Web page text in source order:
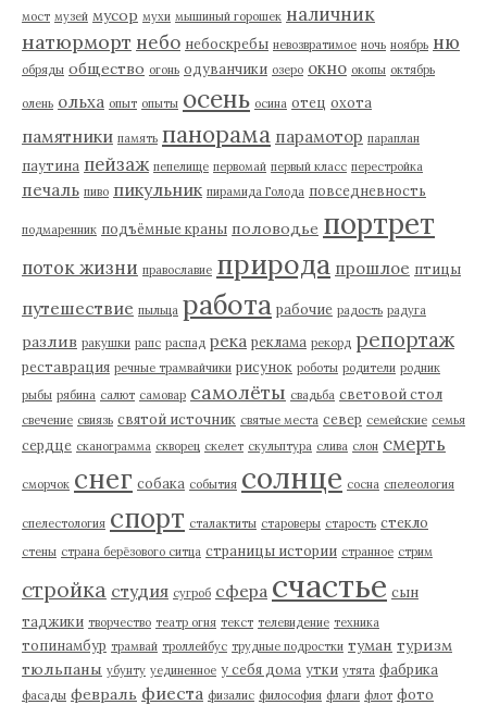
мост музей мусор мухи мышиный горошек наличник
натюрморт небо небоскребы невозвратимое ночь ноябрь ню
обряды общество огонь одуванчики озеро окно окопы октябрь
олень ольха опыт опыты осень осина отец охота
памятники память панорама парамотор параплан
паутина пейзаж пепелище первомай первый класс перестройка
печаль пиво пикульник пирамида Голода повседневность
подмаренник подъёмные краны половодье портрет
поток жизни православие природа прошлое птицы
путешествие пыльца работа рабочие радость радуга
разлив ракушки рапс распад река реклама рекорд репортаж
реставрация речные трамвайчики рисунок роботы родители родник
рыбы рябина салют самовар самолёты свадьба световой стол
свечение свиязь святой источник святые места север семейские семья
сердце сканограмма скворец скелет скульптура слива слон смерть
сморчок снег собака события солнце сосна спелеология
спелестология спорт сталактиты староверы старость стекло
стены страна берёзового ситца страницы истории странное стрим
стройка студия сугроб сфера счастье сын
таджики творчество театр огня текст телевидение техника
топинамбур трамвай троллейбус трудные подростки туман туризм
тюльпаны убунту уединенное у себя дома утки утята фабрика
фасады февраль фиеста физалис философия флаги флот фото